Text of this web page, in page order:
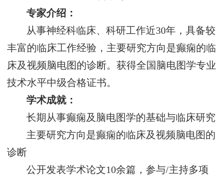
专家介绍：
从事神经科临床、科研工作近30年，具备较
丰富的临床工作经验，主要研究方向是癫痫的临
床及视频脑电图的诊断。获得全国脑电图学专业
技术水平中级合格证书。
学术成就：
长期从事癫痫及脑电图学的基础与临床研究
主要研究方向是癫痫的临床及视频脑电图的
诊断
公开发表学术论文10余篇，参与/主持多项